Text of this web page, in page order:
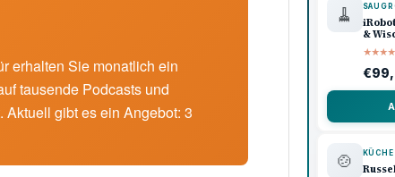
erhalten Sie monatlich ein
tausende Podcasts und
gibt es ein Angebot: 3
🧹
&
★★★★
🍲 KÜCHE